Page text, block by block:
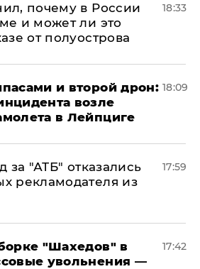
почему в России
и может ли это
от полуострова
18:33
и второй дрон:
возле
в Лейпциге
18:09
за "АТБ" отказались
рекламодателя из
17:59
"Шахедов" в
увольнения —
17:42